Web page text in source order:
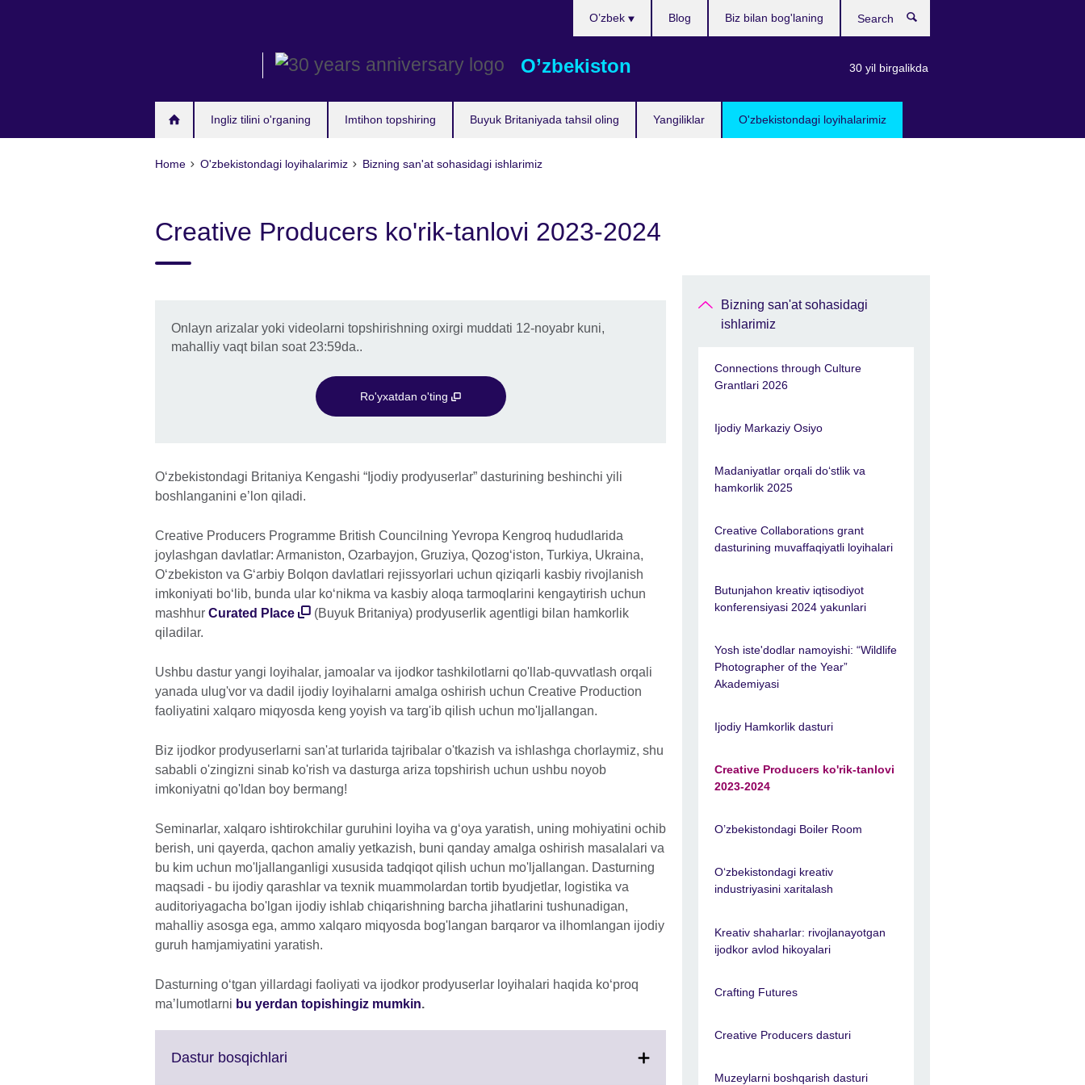
O’zbekiston
Ingliz tilini o'rganing Imtihon topshiring Buyuk Britaniyada tahsil oling Yangiliklar O'zbekistondagi loyihalarimiz
O’zbek
30 yil birgalikda
Blog Biz bilan bog'laning
Home O'zbekistondagi loyihalarimiz Bizning san'at sohasidagi ishlarimiz
Creative Producers ko'rik-tanlovi 2023-2024
Onlayn arizalar yoki videolarni topshirishning oxirgi muddati 12-noyabr kuni,
mahalliy vaqt bilan soat 23:59da..
Ro'yxatdan o'ting
O‘zbekistondagi Britaniya Kengashi “Ijodiy prodyuserlar” dasturining beshinchi yili
boshlanganini e’lon qiladi.
Creative Producers Programme British Councilning Yevropa Kengroq hududlarida
joylashgan davlatlar: Armaniston, Ozarbayjon, Gruziya, Qozog‘iston, Turkiya, Ukraina,
O‘zbekiston va G‘arbiy Bolqon davlatlari rejissyorlari uchun qiziqarli kasbiy rivojlanish
imkoniyati bo‘lib, bunda ular ko‘nikma va kasbiy aloqa tarmoqlarini kengaytirish uchun
mashhur Curated Place
(Buyuk Britaniya) prodyuserlik agentligi bilan hamkorlik
qiladilar.
Ushbu dastur yangi loyihalar, jamoalar va ijodkor tashkilotlarni qo'llab-quvvatlash orqali
yanada ulug'vor va dadil ijodiy loyihalarni amalga oshirish uchun Creative Production
faoliyatini xalqaro miqyosda keng yoyish va targ'ib qilish uchun mo'ljallangan.
Biz ijodkor prodyuserlarni san'at turlarida tajribalar o'tkazish va ishlashga chorlaymiz, shu
sababli o'zingizni sinab ko'rish va dasturga ariza topshirish uchun ushbu noyob
imkoniyatni qo'ldan boy bermang!
Seminarlar, xalqaro ishtirokchilar guruhini loyiha va g‘oya yaratish, uning mohiyatini ochib
berish, uni qayerda, qachon amaliy yetkazish, buni qanday amalga oshirish masalalari va
bu kim uchun mo'ljallanganligi xususida tadqiqot qilish uchun mo'ljallangan. Dasturning
maqsadi - bu ijodiy qarashlar va texnik muammolardan tortib byudjetlar, logistika va
auditoriyagacha bo'lgan ijodiy ishlab chiqarishning barcha jihatlarini tushunadigan,
mahalliy asosga ega, ammo xalqaro miqyosda bog'langan barqaror va ilhomlangan ijodiy
guruh hamjamiyatini yaratish.
Dasturning oʻtgan yillardagi faoliyati va ijodkor prodyuserlar loyihalari haqida koʻproq
maʼlumotlarni bu yerdan topishingiz mumkin.
Dastur bosqichlari
Bizning san'at sohasidagi
ishlarimiz
Connections through Culture
Grantlari 2026
Ijodiy Markaziy Osiyo
Madaniyatlar orqali do‘stlik va
hamkorlik 2025
Creative Collaborations grant
dasturining muvaffaqiyatli loyihalari
Butunjahon kreativ iqtisodiyot
konferensiyasi 2024 yakunlari
Yosh iste'dodlar namoyishi: “Wildlife
Photographer of the Year”
Akademiyasi
Ijodiy Hamkorlik dasturi
Creative Producers ko'rik-tanlovi
2023-2024
O’zbekistondagi Boiler Room
O‘zbekistondagi kreativ
industriyasini xaritalash
Kreativ shaharlar: rivojlanayotgan
ijodkor avlod hikoyalari
Crafting Futures
Creative Producers dasturi
Muzeylarni boshqarish dasturi